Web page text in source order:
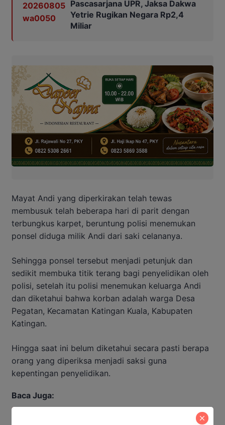
Pascasarjana UPR, Jaksa Dakwa
Yetrie Rugikan Negara Rp2,4
Miliar
Mayat Andi yang diperkirakan telah tewas
membusuk telah beberapa hari di parit dengan
terbungkus karpet, beruntung polisi menemukan
ponsel diduga milik Andi dari saki celananya.
Sehingga ponsel tersebut menjadi petunjuk dan
sedikit membuka titik terang bagi penyelidikan oleh
polisi, setelah itu polisi menemukan keluarga Andi
dan diketahui bahwa korban adalah warga Desa
Pegatan, Kecamatan Katingan Kuala, Kabupaten
Katingan.
Hingga saat ini belum diketahui secara pasti berapa
orang yang diperiksa menjadi saksi guna
kepentingan penyelidikan.
Baca Juga: